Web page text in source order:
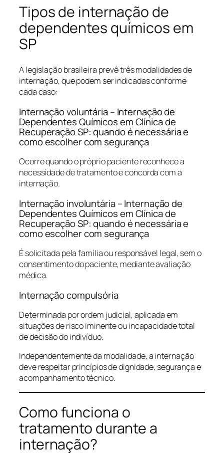
Tipos de internação de
dependentes químicos em
SP
A legislação brasileira prevê três modalidades de
internação, que podem ser indicadas conforme
cada caso:
Internação voluntária – Internação de
Dependentes Químicos em Clínica de
Recuperação SP: quando é necessária e
como escolher com segurança
Ocorre quando o próprio paciente reconhece a
necessidade de tratamento e concorda com a
internação.
Internação involuntária – Internação de
Dependentes Químicos em Clínica de
Recuperação SP: quando é necessária e
como escolher com segurança
É solicitada pela família ou responsável legal, sem o
consentimento do paciente, mediante avaliação
médica.
Internação compulsória
Determinada por ordem judicial, aplicada em
situações de risco iminente ou incapacidade total
de decisão do indivíduo.
Independentemente da modalidade, a internação
deve respeitar princípios de dignidade, segurança e
acompanhamento técnico.
Como funciona o
tratamento durante a
internação?